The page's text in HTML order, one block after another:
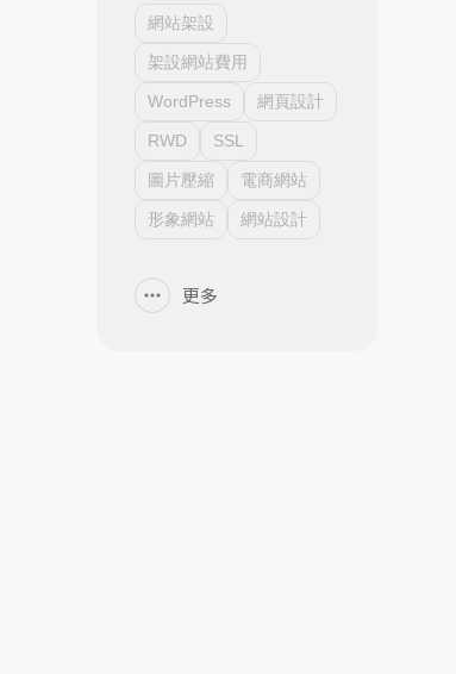
網站架設
架設網站費用
WordPress 網頁設計
RWD SSL
圖片壓縮 電商網站
形象網站 網站設計
更多